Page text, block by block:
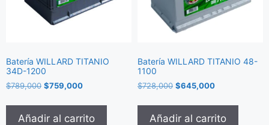
Batería WILLARD TITANIO
34D-1200
$789,000 $759,000
Añadir al carrito
Batería WILLARD TITANIO 48-
1100
$728,000 $645,000
Añadir al carrito